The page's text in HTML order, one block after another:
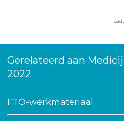
Gerelateerd aan
2022
FTO-werkmateriaal